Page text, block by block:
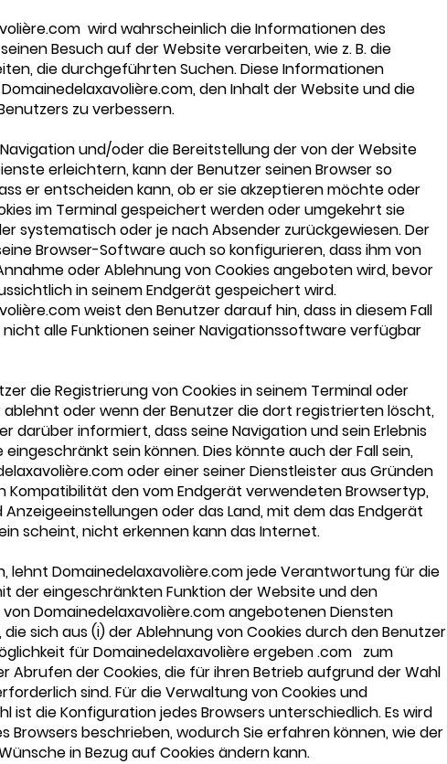
wird wahrscheinlich die Informationen des
Besuch auf der Website verarbeiten, wie z. B. die
die durchgeführten Suchen. Diese Informationen
den Inhalt der Website und die
zu verbessern.
und/oder die Bereitstellung der von der Website
erleichtern, kann der Benutzer seinen Browser so
er entscheiden kann, ob er sie akzeptieren möchte oder
im Terminal gespeichert werden oder umgekehrt sie
systematisch oder je nach Absender zurückgewiesen. Der
Browser-Software auch so konfigurieren, dass ihm von
oder Ablehnung von Cookies angeboten wird, bevor
in seinem Endgerät gespeichert wird.
weist den Benutzer darauf hin, dass in diesem Fall
alle Funktionen seiner Navigationssoftware verfügbar
die Registrierung von Cookies in seinem Terminal oder
ablehnt oder wenn der Benutzer die dort registrierten löscht,
darüber informiert, dass seine Navigation und sein Erlebnis
sein können. Dies könnte auch der Fall sein,
oder einer seiner Dienstleister aus Gründen
Kompatibilität den vom Endgerät verwendeten Browsertyp,
oder das Land, mit dem das Endgerät
scheint, nicht erkennen kann das Internet.
lehnt Domainedelaxavolière.com jede Verantwortung für die
der eingeschränkten Funktion der Website und den
Domainedelaxavolière.com angebotenen Diensten
sich aus (i) der Ablehnung von Cookies durch den Benutzer
für Domainedelaxavolière ergeben .com zum
Abrufen der Cookies, die für ihren Betrieb aufgrund der Wahl
sind. Für die Verwaltung von Cookies und
ist die Konfiguration jedes Browsers unterschiedlich. Es wird
Browsers beschrieben, wodurch Sie erfahren können, wie der
in Bezug auf Cookies ändern kann.